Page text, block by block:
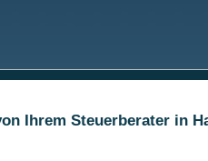
Ihrem Steuerberater in